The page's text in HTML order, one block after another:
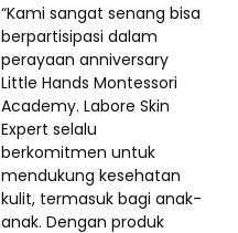
“Kami sangat senang bisa
berpartisipasi dalam
perayaan anniversary
Little Hands Montessori
Academy. Labore Skin
Expert selalu
berkomitmen untuk
mendukung kesehatan
kulit, termasuk bagi anak-
anak. Dengan produk